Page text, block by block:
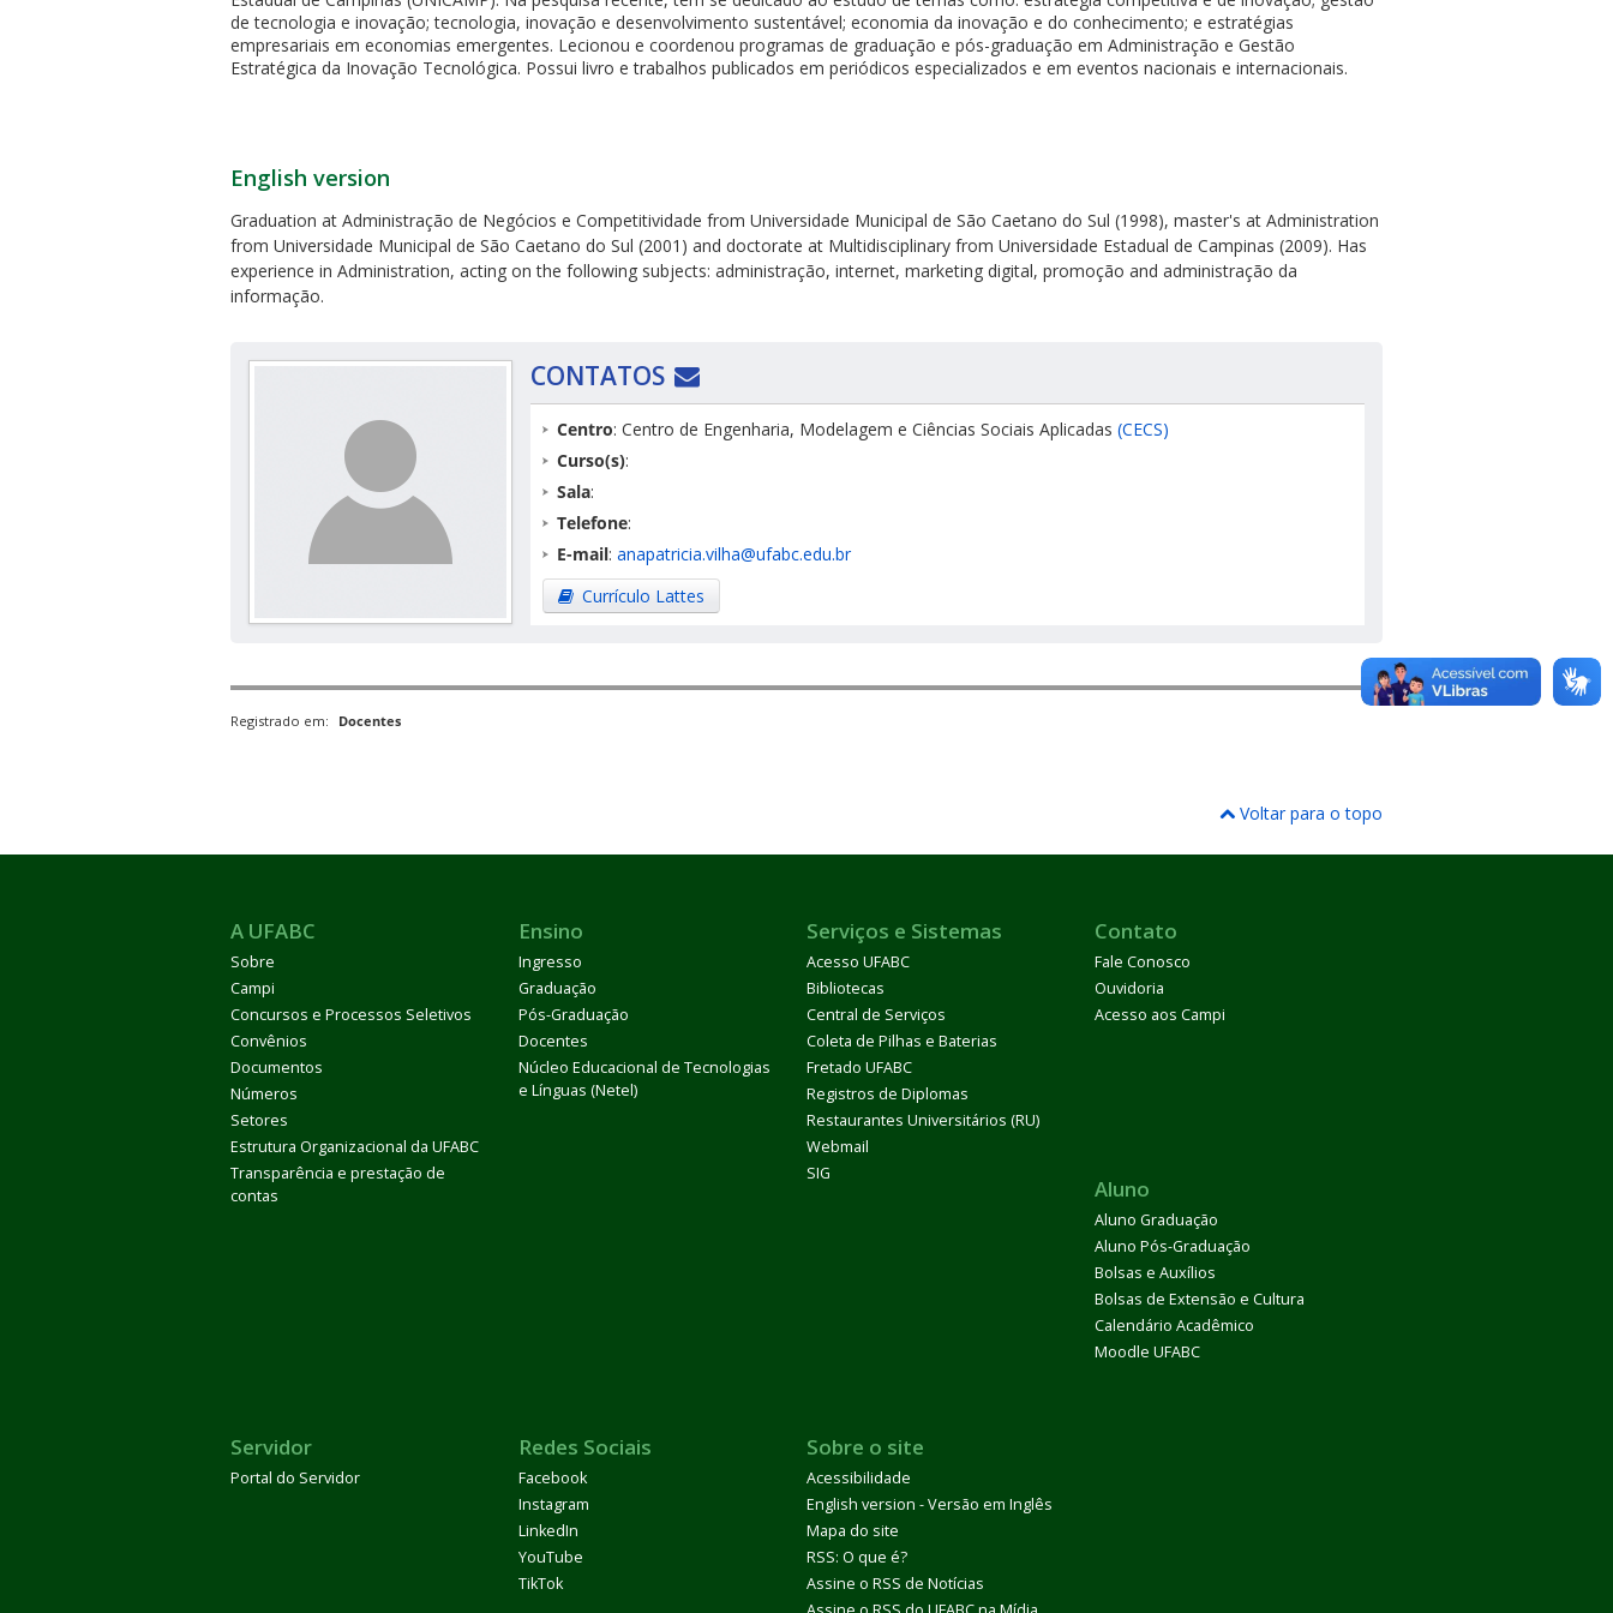
de tecnologia e inovação; tecnologia, inovação e desenvolvimento sustentável; economia da inovação e do conhecimento; e estratégias
empresariais em economias emergentes. Lecionou e coordenou programas de graduação e pós-graduação em Administração e Gestão
Estratégica da Inovação Tecnológica. Possui livro e trabalhos publicados em periódicos especializados e em eventos nacionais e internacionais.
English version
Graduation at Administração de Negócios e Competitividade from Universidade Municipal de São Caetano do Sul (1998), master's at Administration
from Universidade Municipal de São Caetano do Sul (2001) and doctorate at Multidisciplinary from Universidade Estadual de Campinas (2009). Has
experience in Administration, acting on the following subjects: administração, internet, marketing digital, promoção and administração da
informação.
CONTATOS
Centro: Centro de Engenharia, Modelagem e Ciências Sociais Aplicadas (CECS)
Curso(s):
Sala:
Telefone:
E-mail: anapatricia.vilha@ufabc.edu.br
Currículo Lattes
Registrado em: Docentes
Voltar para o topo
A UFABC
Sobre
Campi
Concursos e Processos Seletivos
Convênios
Documentos
Números
Setores
Estrutura Organizacional da UFABC
Transparência e prestação de
contas
Ensino
Ingresso
Graduação
Pós-Graduação
Docentes
Núcleo Educacional de Tecnologias
e Línguas (Netel)
Serviços e Sistemas
Acesso UFABC
Bibliotecas
Central de Serviços
Coleta de Pilhas e Baterias
Fretado UFABC
Registros de Diplomas
Restaurantes Universitários (RU)
Webmail
SIG
Contato
Fale Conosco
Ouvidoria
Acesso aos Campi
Aluno
Aluno Graduação
Aluno Pós-Graduação
Bolsas e Auxílios
Bolsas de Extensão e Cultura
Calendário Acadêmico
Moodle UFABC
Servidor
Portal do Servidor
Redes Sociais
Facebook
Instagram
LinkedIn
YouTube
TikTok
Sobre o site
Acessibilidade
English version - Versão em Inglês
Mapa do site
RSS: O que é?
Assine o RSS de Notícias